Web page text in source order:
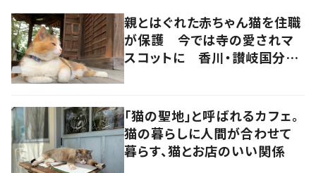
親とはぐれた赤ちゃん猫を住職
が保護 今では寺の愛されマ
スコットに 香川・讃岐国分寺
「猫の聖地」と呼ばれるカフェ。
猫の暮らしに人間が合わせて
暮らす、猫とお店のいい関係